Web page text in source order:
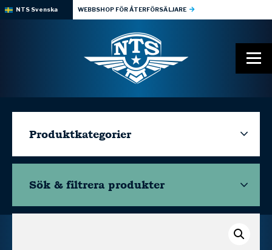
NTS Svenska WEBBSHOP FÖR ÅTERFÖRSÄLJARE
Produktkategorier
Sök & filtrera produkter